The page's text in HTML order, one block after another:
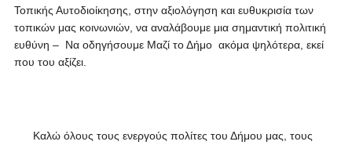
Τοπικής Αυτοδιοίκησης, στην αξιολόγηση και ευθυκρισία των
τοπικών μας κοινωνιών, να αναλάβουμε μια σημαντική πολιτική
ευθύνη – Να οδηγήσουμε Μαζί το Δήμο ακόμα ψηλότερα, εκεί
που του αξίζει.
Καλώ όλους τους ενεργούς πολίτες του Δήμου μας, τους